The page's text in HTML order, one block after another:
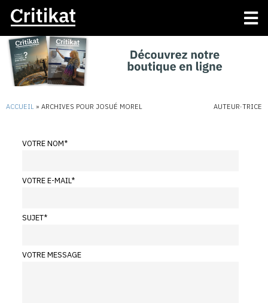
ACCUEIL » ARCHIVES POUR JOSUÉ MOREL AUTEUR·TRICE
VOTRE NOM*
VOTRE E-MAIL*
SUJET*
VOTRE MESSAGE